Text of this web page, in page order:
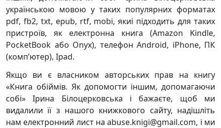
українською мовою у таких популярних форматах
pdf, fb2, txt, epub, rtf, mobi, якиі підходить для таких
пристроїв, як електронна книга (Amazon Kindle,
PocketBook або Onyx), телефон Android, iPhone, ПК
(комп’ютер), Ipad.
Якщо ви є власником авторських прав на книгу
«Книга обіймів. Як допомогти іншим, допомагаючи
собі» Ірина Білоцерковська і бажаєте, щоб ми
видалили її з нашого книжкового сайту, надішліть
нам електронний лист на abuse.knigi@gmail.com, і ми